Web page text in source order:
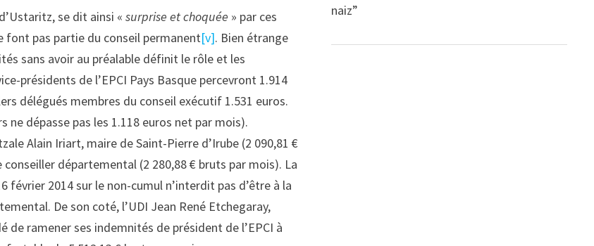
se dit ainsi «surprise et choquée » par ces
font pas partie du conseil permanent[v]. Bien étrange
sans avoir au préalable définit le rôle et les
présidents de l’EPCI Pays Basque percevront 1.914
délégués membres du conseil exécutif 1.531 euros.
ne dépasse pas les 1.118 euros net par mois).
Alain Iriart, maire de Saint-Pierre d’Irube (2 090,81 €
départemental (2 280,88 € bruts par mois). La
2014 sur le non-cumul n’interdit pas d’être à la
De son coté, l’UDI Jean René Etchegaray,
de ramener ses indemnités de président de l’EPCI à
naiz”